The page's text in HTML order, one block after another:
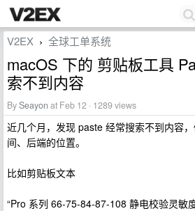
V2EX › 全球工单系统
macOS 下的 剪贴板工具
索不到内容
BySeayon at Feb 12 · 1289 views
近几个月，发现 paste 经常搜索不到内容
间、后端的位置。
比如剪贴板文本
“Pro 系列 66-75-84-87-108 静电校验灵敏